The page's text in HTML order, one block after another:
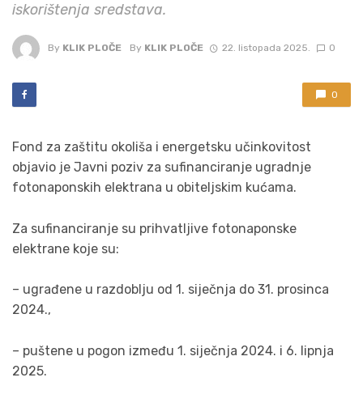
iskorištenja sredstava.
By KLIK PLOČE By KLIK PLOČE 22. listopada 2025. 0
0
Fond za zaštitu okoliša i energetsku učinkovitost
objavio je Javni poziv za sufinanciranje ugradnje
fotonaponskih elektrana u obiteljskim kućama.
Za sufinanciranje su prihvatljive fotonaponske
elektrane koje su:
– ugrađene u razdoblju od 1. siječnja do 31. prosinca
2024.,
– puštene u pogon između 1. siječnja 2024. i 6. lipnja
2025.